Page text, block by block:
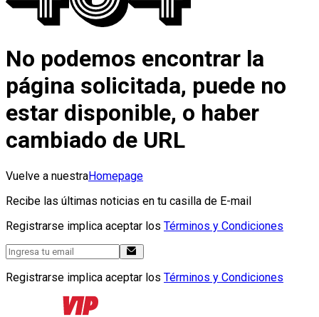
No podemos encontrar la
página solicitada, puede no
estar disponible, o haber
cambiado de URL
Vuelve a nuestraHomepage
Recibe las últimas noticias en tu casilla de E-mail
Registrarse implica aceptar los Términos y Condiciones
Registrarse implica aceptar los Términos y Condiciones